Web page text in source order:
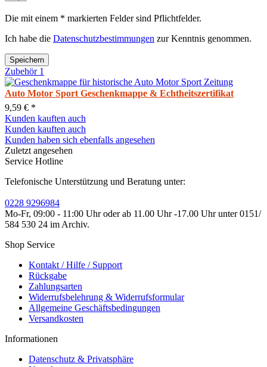
Die mit einem * markierten Felder sind Pflichtfelder.
Ich habe die Datenschutzbestimmungen zur Kenntnis genommen.
Speichern
Zubehör 1
Auto Motor Sport Geschenkmappe & Echtheitszertifikat
9,59 € *
Kunden kauften auch
Kunden kauften auch
Kunden haben sich ebenfalls angesehen
Zuletzt angesehen
Service Hotline
Telefonische Unterstützung und Beratung unter:
0228 9296984
Mo-Fr, 09:00 - 11:00 Uhr oder ab 11.00 Uhr -17.00 Uhr unter 0151/
584 530 24 im Archiv.
Shop Service
Kontakt / Hilfe / Support
Rückgabe
Zahlungsarten
Widerrufsbelehrung & Widerrufsformular
Allgemeine Geschäftsbedingungen
Versandkosten
Informationen
Datenschutz & Privatsphäre